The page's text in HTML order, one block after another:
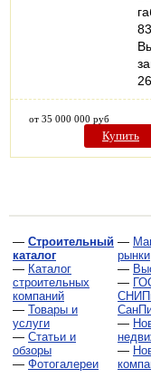
от 35 000 000 руб
Купить
— Строительный
каталог
— Каталог
строительных
компаний
— Товары и
услуги
— Статьи и
обзоры
— Фотогалереи
—
рынки
—
—
—
—